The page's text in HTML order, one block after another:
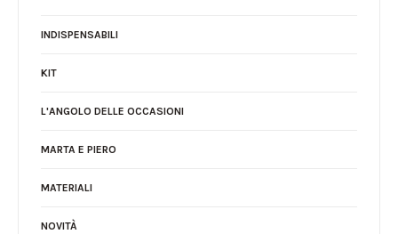
INDISPENSABILI
KIT
L'ANGOLO DELLE OCCASIONI
MARTA E PIERO
MATERIALI
NOVITÀ